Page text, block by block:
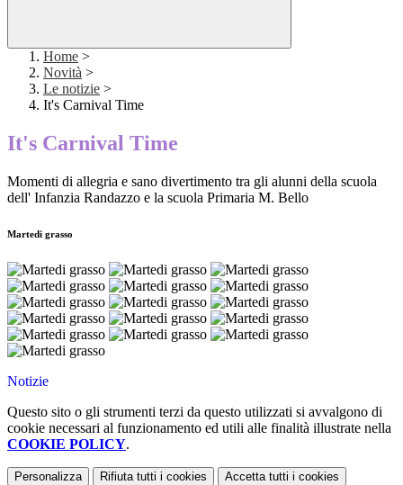
Home >
Novità >
Le notizie >
It's Carnival Time
It's Carnival Time
Momenti di allegria e sano divertimento tra gli alunni della scuola
dell' Infanzia Randazzo e la scuola Primaria M. Bello
Martedi grasso
Notizie
Questo sito o gli strumenti terzi da questo utilizzati si avvalgono di
cookie necessari al funzionamento ed utili alle finalità illustrate nella
COOKIE POLICY.
Personalizza Rifiuta tutti i cookies Accetta tutti i cookies